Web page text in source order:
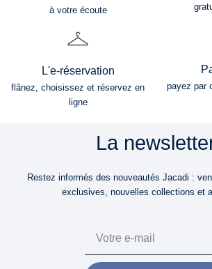
à votre écoute
L'e-réservation
flânez, choisissez et réservez en
ligne
payez par
La
Restez informés des nouveautés Jacadi :
exclusives, nouvelles collections et